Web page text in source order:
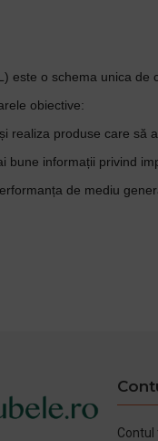
este o schema unica
obiective:
realiza produse care să
bune informații privind
de mediu
Contul